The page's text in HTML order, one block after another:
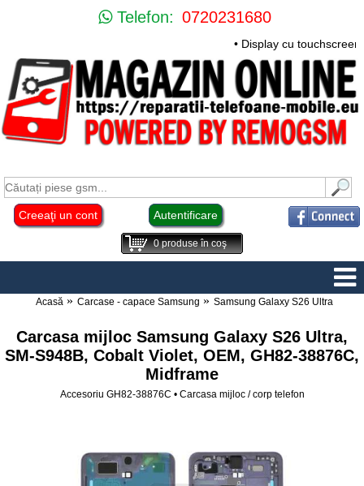
Telefon: 0720231680
• Display cu
Creeaţi un cont Autentificare
0produse în coş
Acasă Carcase - capace Samsung Samsung Galaxy S26 Ultra
Carcasa mijloc Samsung Galaxy S26 Ultra,
SM-S948B, Cobalt Violet, OEM, GH82-38876C,
Midframe
Accesoriu GH82-38876C • Carcasa mijloc / corp telefon